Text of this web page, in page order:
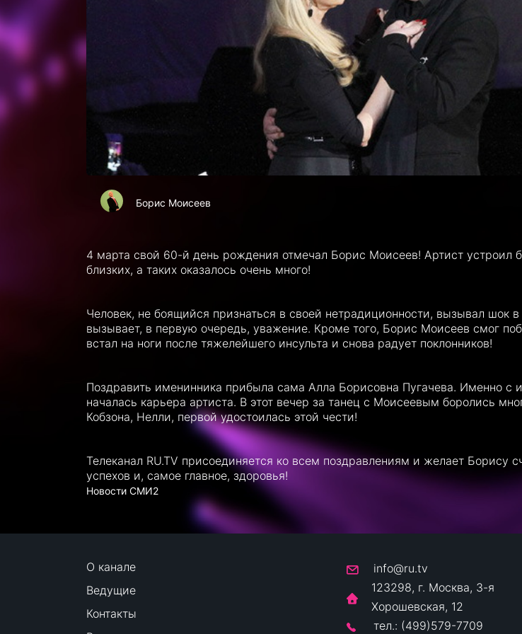
Борис Моисеев
4 марта свой 60-й день рождения отмечал Борис Моисеев! Артист устроил
близких, а таких оказалось очень много!
Человек, не боящийся признаться в своей нетрадиционности, вызывал шок
вызывает, в первую очередь, уважение. Кроме того, Борис Моисеев смог
встал на ноги после тяжелейшего инсульта и снова радует поклонников!
Поздравить именинника прибыла сама Алла Борисовна Пугачева. Именно с
началась карьера артиста. В этот вечер за танец с Моисеевым боролись
Кобзона, Нелли, первой удостоилась этой чести!
Телеканал RU.TV присоединяется ко всем поздравлениям и желает Борису
успехов и, самое главное, здоровья!
Новости СМИ2
О канале
Ведущие
Контакты
info@ru.tv
123298, г. Москва, 3-я
Хорошевская, 12
тел.: (499)579-7709